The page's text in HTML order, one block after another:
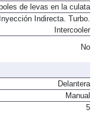
de levas en la culata
Inyección Indirecta. Turbo.
Intercooler
No
Delantera
Manual
5